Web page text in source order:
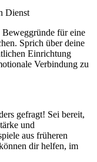
Dienst
für eine
Sprich über deine
Einrichtung
Verbindung zu
gefragt! Sei bereit,
und
aus früheren
dir helfen, im